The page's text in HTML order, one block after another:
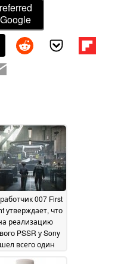
007 First
утверждает, что
реализацию
PSSR у Sony
всего один